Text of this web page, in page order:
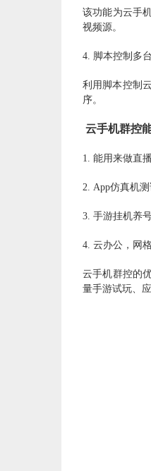
该功能为云手
视频源。
4. 脚本控制多
利用脚本控制
序。
云手机群控
1. 能用来做直
2. App仿真机
3. 手游挂机养
4. 云办公，网
云手机群控的
量手游试玩、应